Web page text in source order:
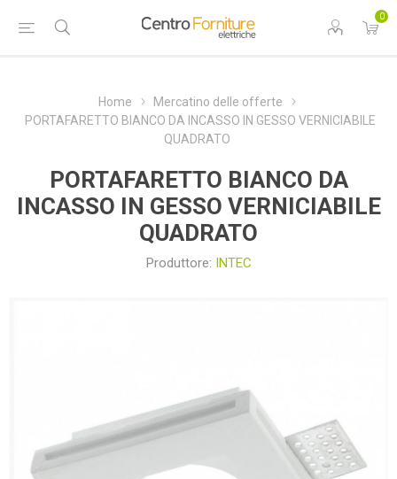
0
Home
Mercatino delle offerte
PORTAFARETTO BIANCO DA INCASSO IN GESSO VERNICIABILE
QUADRATO
PORTAFARETTO BIANCO DA
INCASSO IN GESSO VERNICIABILE
QUADRATO
Produttore: INTEC